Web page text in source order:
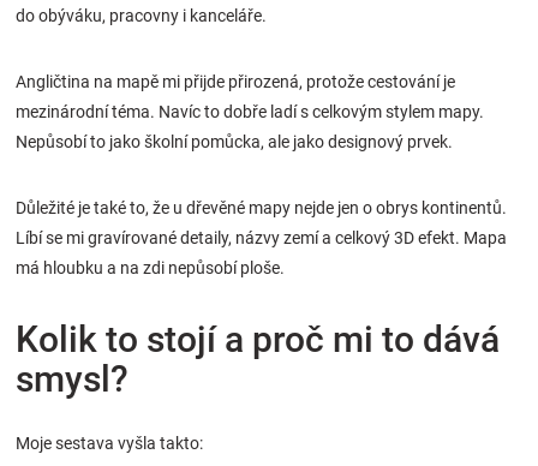
do obýváku, pracovny i kanceláře.
Angličtina na mapě mi přijde přirozená, protože cestování je
mezinárodní téma. Navíc to dobře ladí s celkovým stylem mapy.
Nepůsobí to jako školní pomůcka, ale jako designový prvek.
Důležité je také to, že u dřevěné mapy nejde jen o obrys kontinentů.
Líbí se mi gravírované detaily, názvy zemí a celkový 3D efekt. Mapa
má hloubku a na zdi nepůsobí ploše.
Kolik to stojí a proč mi to dává
smysl?
Moje sestava vyšla takto: